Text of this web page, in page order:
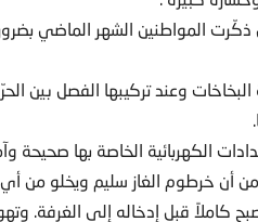
المواطنين الشهر الماضي
وعند تركيبها الفصل بين
الكهربائية الخاصة بها صحيحة
من أن خرطوم الغاز سليم ويخلو من
كاملاً قبل إدخاله إلى الغرفة.